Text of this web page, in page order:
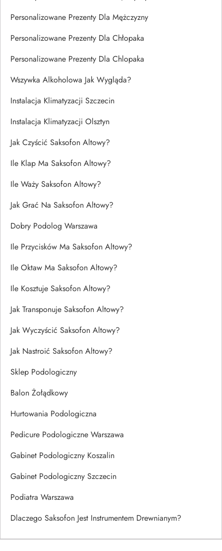
Personalizowane Prezenty Dla Mężczyzny
Personalizowane Prezenty Dla Chłopaka
Personalizowane Prezenty Dla Chlopaka
Wszywka Alkoholowa Jak Wygląda?
Instalacja Klimatyzacji Szczecin
Instalacja Klimatyzacji Olsztyn
Jak Czyścić Saksofon Altowy?
Ile Klap Ma Saksofon Altowy?
Ile Waży Saksofon Altowy?
Jak Grać Na Saksofon Altowy?
Dobry Podolog Warszawa
Ile Przycisków Ma Saksofon Altowy?
Ile Oktaw Ma Saksofon Altowy?
Ile Kosztuje Saksofon Altowy?
Jak Transponuje Saksofon Altowy?
Jak Wyczyścić Saksofon Altowy?
Jak Nastroić Saksofon Altowy?
Sklep Podologiczny
Balon Żołądkowy
Hurtowania Podologiczna
Pedicure Podologiczne Warszawa
Gabinet Podologiczny Koszalin
Gabinet Podologiczny Szczecin
Podiatra Warszawa
Dlaczego Saksofon Jest Instrumentem Drewnianym?